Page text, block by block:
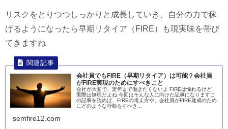
リスクをとりつつしっかりと成長していき、自分の力で稼
げるようになったら早期リタイア（FIRE）も現実味を帯び
てきますね
会社員でもFIRE（早期リタイア）は可能？会社員
がFIRE実現のためにすべきこと
会社が大変で、定年まで働きたくないよ FIREは憧れるけど、
実際は無理だよね 今回はそんな人に向けた記事になりますこ
の記事を読めば、FIREの考え方や、会社員がFIRE達成のため
にどのような行動をすべき...
semfire12.com